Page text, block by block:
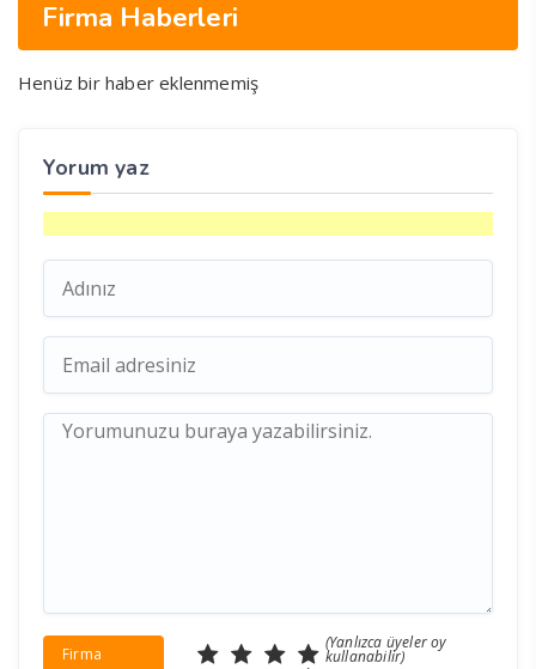
Firma Haberleri
Henüz bir haber eklenmemiş
Yorum yaz
Firma
(Yanlızca üyeler oy
kullanabilir)